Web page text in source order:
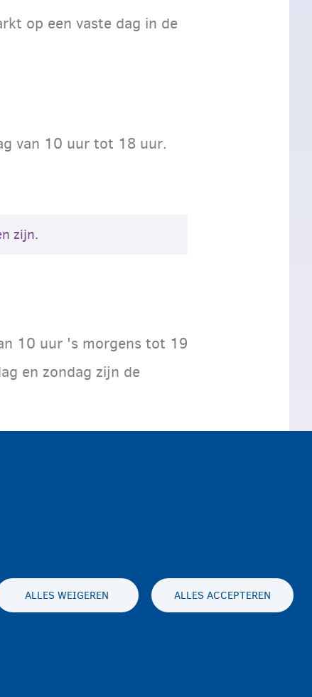
op een vaste dag in de
van 10 uur tot 18 uur.
zijn.
10 uur 's morgens tot 19
en zondag zijn de
u naar een apotheker
welke apotheker van
ALLES WEIGEREN ALLES ACCEPTEREN